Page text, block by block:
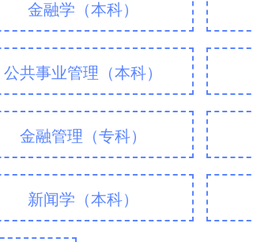
金融学（本科）
公共事业管理（本科）
金融管理（专科）
新闻学（本科）